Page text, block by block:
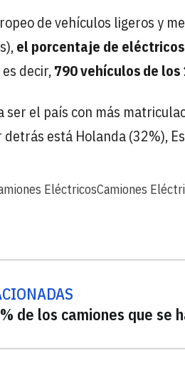
de vehículos ligeros y
el porcentaje de
es decir,790 vehículos de los
ser el país con más
detrás está Holanda (32%),
EléctricosCamiones
de los camiones que se